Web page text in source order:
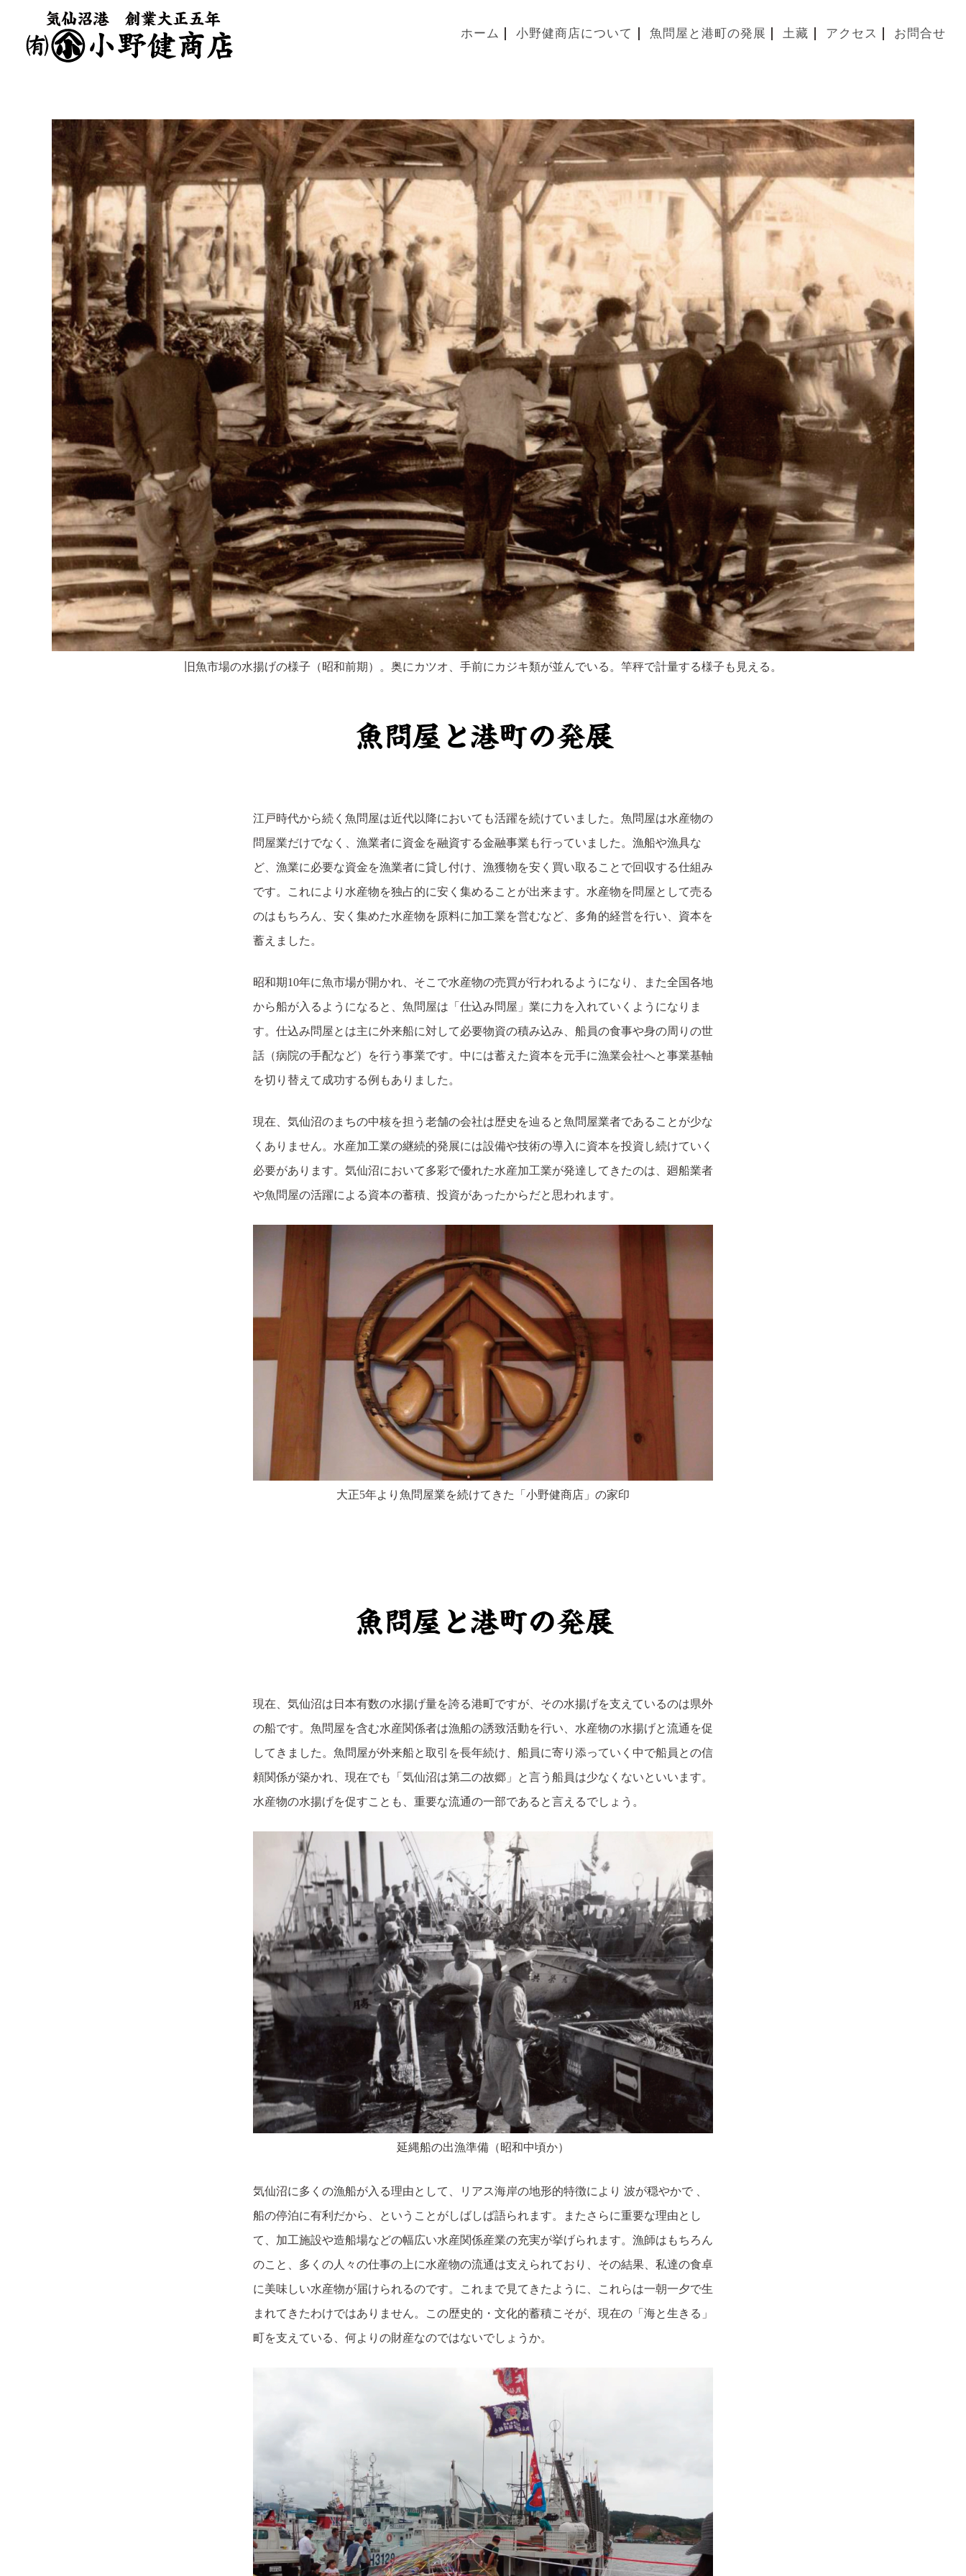
ホーム 小野健商店について 魚問屋と港町の発展 土藏 アクセス お問合せ
旧魚市場の水揚げの様子（昭和前期）。奥にカツオ、手前にカジキ類が並んでいる。竿秤で計量する様子も見える。
江戸時代から続く魚問屋は近代以降においても活躍を続けていました。魚問屋は水産物の
問屋業だけでなく、漁業者に資金を融資する金融事業も行っていました。漁船や漁具な
ど、漁業に必要な資金を漁業者に貸し付け、漁獲物を安く買い取ることで回収する仕組み
です。これにより水産物を独占的に安く集めることが出来ます。水産物を問屋として売る
のはもちろん、安く集めた水産物を原料に加工業を営むなど、多角的経営を行い、資本を
蓄えました。
昭和期10年に魚市場が開かれ、そこで水産物の売買が行われるようになり、また全国各地
から船が入るようになると、魚問屋は「仕込み問屋」業に力を入れていくようになりま
す。仕込み問屋とは主に外来船に対して必要物資の積み込み、船員の食事や身の周りの世
話（病院の手配など）を行う事業です。中には蓄えた資本を元手に漁業会社へと事業基軸
を切り替えて成功する例もありました。
現在、気仙沼のまちの中核を担う老舗の会社は歴史を辿ると魚問屋業者であることが少な
くありません。水産加工業の継続的発展には設備や技術の導入に資本を投資し続けていく
必要があります。気仙沼において多彩で優れた水産加工業が発達してきたのは、廻船業者
や魚問屋の活躍による資本の蓄積、投資があったからだと思われます。
大正5年より魚問屋業を続けてきた「小野健商店」の家印
現在、気仙沼は日本有数の水揚げ量を誇る港町ですが、その水揚げを支えているのは県外
の船です。魚問屋を含む水産関係者は漁船の誘致活動を行い、水産物の水揚げと流通を促
してきました。魚問屋が外来船と取引を長年続け、船員に寄り添っていく中で船員との信
頼関係が築かれ、現在でも「気仙沼は第二の故郷」と言う船員は少なくないといいます。
水産物の水揚げを促すことも、重要な流通の一部であると言えるでしょう。
延縄船の出漁準備（昭和中頃か）
気仙沼に多くの漁船が入る理由として、リアス海岸の地形的特徴により 波が穏やかで 、
船の停泊に有利だから、ということがしばしば語られます。またさらに重要な理由とし
て、加工施設や造船場などの幅広い水産関係産業の充実が挙げられます。漁師はもちろん
のこと、多くの人々の仕事の上に水産物の流通は支えられており、その結果、私達の食卓
に美味しい水産物が届けられるのです。これまで見てきたように、これらは一朝一夕で生
まれてきたわけではありません。この歴史的・文化的蓄積こそが、現在の「海と生きる」
町を支えている、何よりの財産なのではないでしょうか。